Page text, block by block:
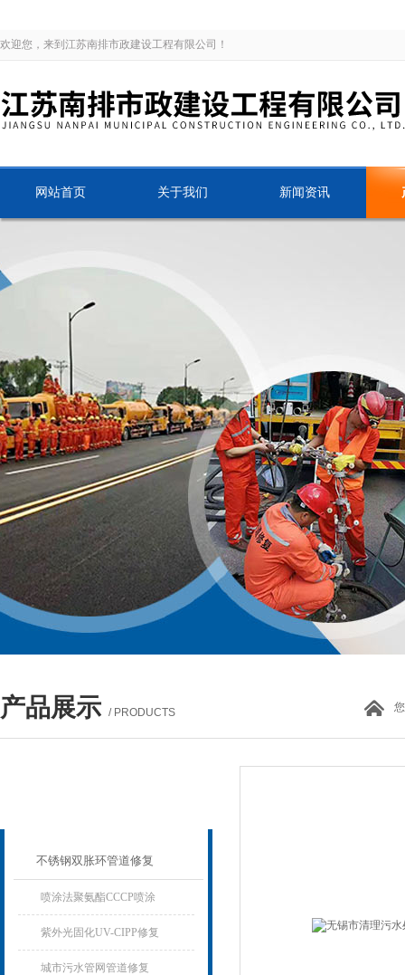
欢迎您，来到江苏南排市政建设工程有限公司！
网站首页 关于我们 新闻资讯
产品展示 / PRODUCTS
不锈钢双胀环管道修复
喷涂法聚氨酯CCCP喷涂
紫外光固化UV-CIPP修复
城市污水管网管道修复